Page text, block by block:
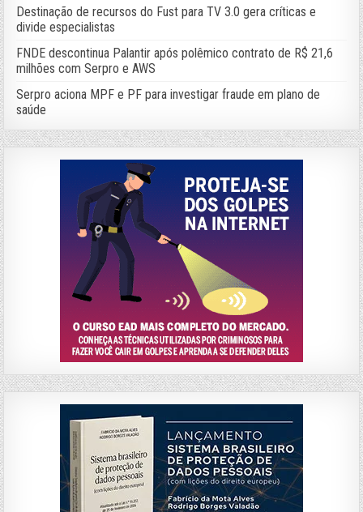
Destinação de recursos do Fust para TV 3.0 gera críticas e
divide especialistas
FNDE descontinua Palantir após polêmico contrato de R$ 21,6
milhões com Serpro e AWS
Serpro aciona MPF e PF para investigar fraude em plano de
saúde